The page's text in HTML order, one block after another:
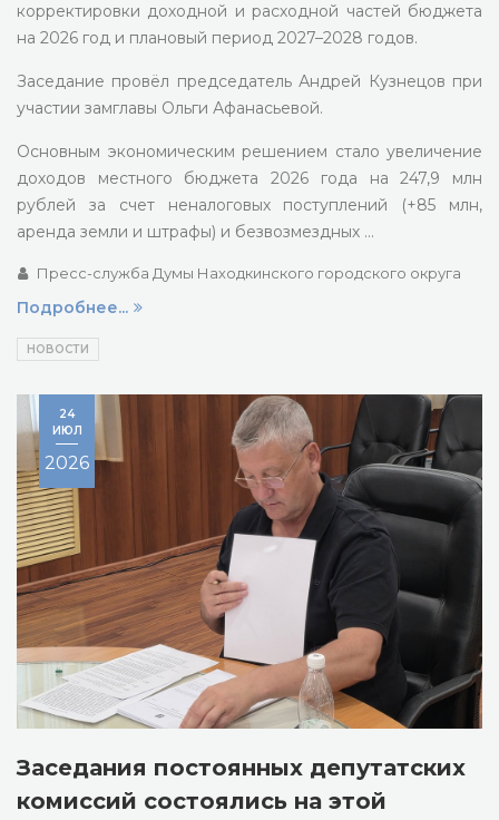
корректировки доходной и расходной частей бюджета
на 2026 год и плановый период 2027–2028 годов.
Заседание провёл председатель Андрей Кузнецов при
участии замглавы Ольги Афанасьевой.
Основным экономическим решением стало увеличение
доходов местного бюджета 2026 года на 247,9 млн
рублей за счет неналоговых поступлений (+85 млн,
аренда земли и штрафы) и безвозмездных …
Пресс-служба Думы Находкинского городского округа
Подробнее...
НОВОСТИ
Заседания постоянных депутатских
комиссий состоялись на этой
24
ИЮЛ
2026